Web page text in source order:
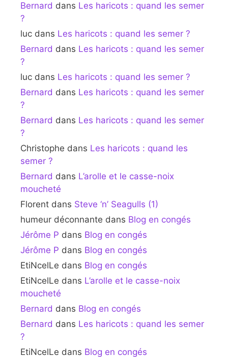
Bernard dans Les haricots : quand les semer
?
luc dans Les haricots : quand les semer ?
Bernard dans Les haricots : quand les semer
?
luc dans Les haricots : quand les semer ?
Bernard dans Les haricots : quand les semer
?
Bernard dans Les haricots : quand les semer
?
Christophe dans Les haricots : quand les
semer ?
Bernard dans L’arolle et le casse-noix
moucheté
Florent dans Steve ‘n’ Seagulls (1)
humeur déconnante dans Blog en congés
Jérôme P dans Blog en congés
Jérôme P dans Blog en congés
EtiNcelLe dans Blog en congés
EtiNcelLe dans L’arolle et le casse-noix
moucheté
Bernard dans Blog en congés
Bernard dans Les haricots : quand les semer
?
EtiNcelLe dans Blog en congés